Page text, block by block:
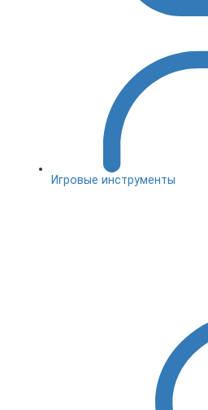
Игровые инструменты